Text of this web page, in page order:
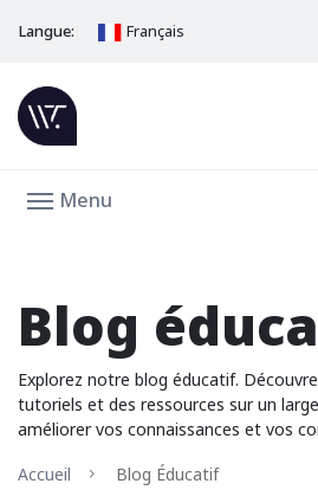
Langue: Français
Menu
Blog
Explorez notre blog éducatif.
tutoriels et des ressources sur un
améliorer vos connaissances et vos
Accueil
Blog Éducatif